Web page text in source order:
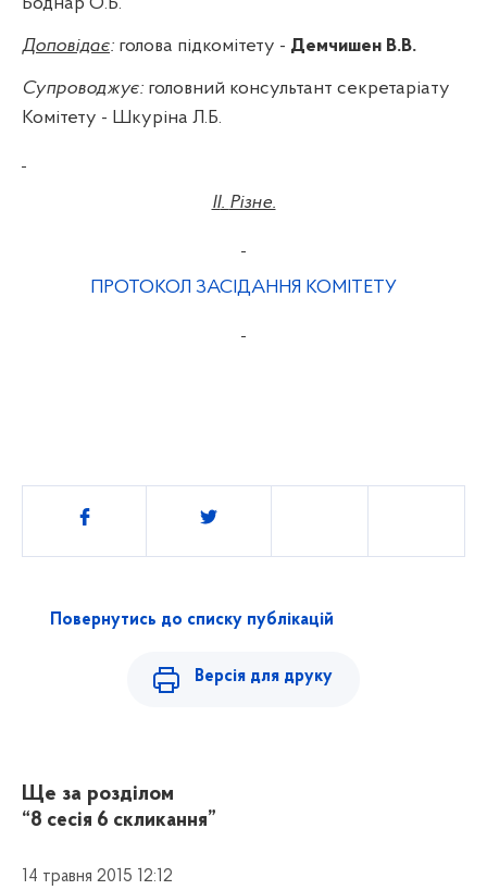
Доповідає: голова підкомітету - Демчишен В.В.
Супроводжує: головний консультант секретаріату
Комітету - Шкуріна Л.Б.
II. Різне.
ПРОТОКОЛ ЗАСІДАННЯ КОМІТЕТУ
Поділитись
Повернутись до списку публікацій
Версія для друку
Ще за розділом
“8 сесія 6 скликання”
14 травня 2015 12:12